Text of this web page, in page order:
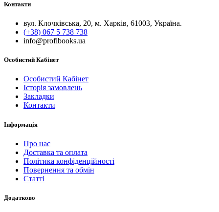
Контакти
вул. Клочківська, 20, м. Харків, 61003, Україна.
(+38) 067 5 738 738
info@profibooks.ua
Особистий Кабінет
Особистий Кабінет
Історія замовлень
Закладки
Контакти
Інформація
Про нас
Доставка та оплата
Політика конфіденційності
Повернення та обмін
Статті
Додатково